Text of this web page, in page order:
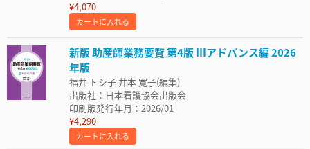
¥4,070
カートに入れる
新版 助産師業務要覧 第4版 Ⅲアドバンス編 2026
年版
福井 トシ子 井本 寛子(編集)
出版社：日本看護協会出版会
印刷版発行年月：2026/01
¥4,290
カートに入れる